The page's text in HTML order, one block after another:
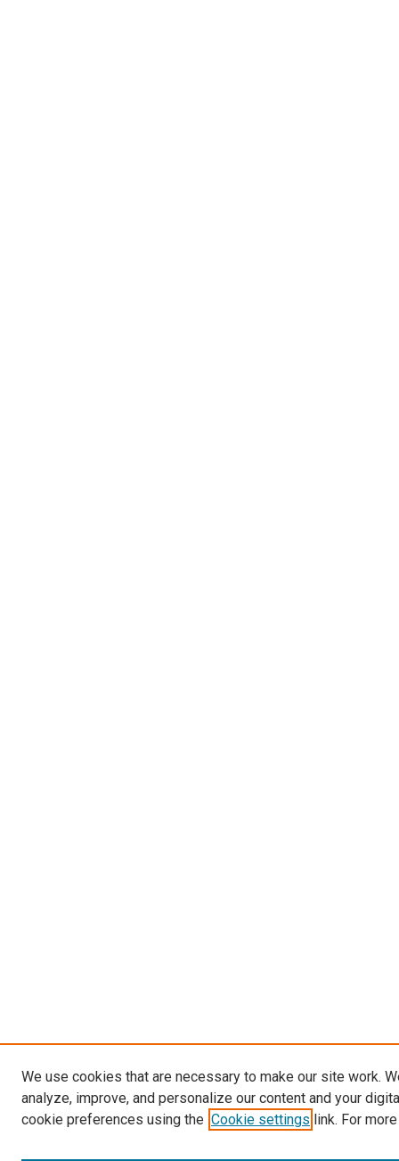
We use cookies that are necessary to make our site work.
analyze, improve, and personalize our content and your
cookie preferences using the Cookie settings link. For